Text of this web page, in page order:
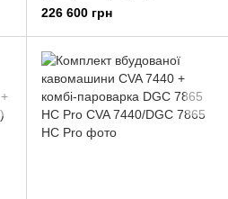
7840 X ) + Шафа для вина
(модель KWT 71121 G )
226 600 грн